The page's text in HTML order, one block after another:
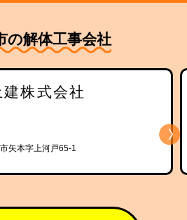
の解体工事会社
建株式会社
矢本字上河戸65-1